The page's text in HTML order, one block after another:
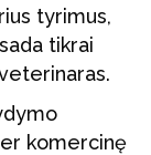
tyrimus,
tikrai
komercinę